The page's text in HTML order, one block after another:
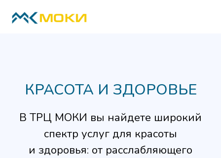
КРАСОТА И ЗДОРОВЬЕ
В ТРЦ МОКИ вы найдете широкий
спектр услуг для красоты
и здоровья: от расслабляющего